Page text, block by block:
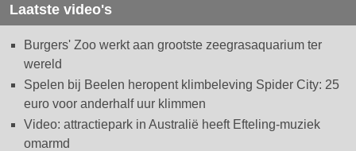
Laatste video's
Burgers' Zoo werkt aan grootste zeegrasaquarium ter
wereld
Spelen bij Beelen heropent klimbeleving Spider City: 25
euro voor anderhalf uur klimmen
Video: attractiepark in Australië heeft Efteling-muziek
omarmd